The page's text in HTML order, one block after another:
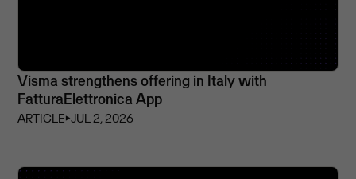
Visma strengthens offering in Italy with
FatturaElettronica App
ARTICLE⏵JUL 2, 2026